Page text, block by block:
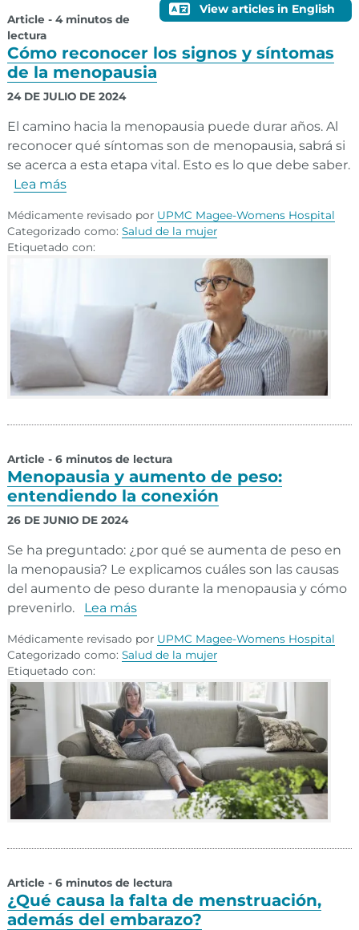
View articles in English
Article - 4 minutos de
lectura
Cómo reconocer los signos y síntomas
de la menopausia
24 DE JULIO DE 2024
El camino hacia la menopausia puede durar años. Al
reconocer qué síntomas son de menopausia, sabrá si
se acerca a esta etapa vital. Esto es lo que debe saber.
Lea más
Médicamente revisado por UPMC Magee-Womens Hospital
Categorizado como: Salud de la mujer
Etiquetado con:
Article - 6 minutos de lectura
Menopausia y aumento de peso:
entendiendo la conexión
26 DE JUNIO DE 2024
Se ha preguntado: ¿por qué se aumenta de peso en
la menopausia? Le explicamos cuáles son las causas
del aumento de peso durante la menopausia y cómo
prevenirlo.
Lea más
Médicamente revisado por UPMC Magee-Womens Hospital
Categorizado como: Salud de la mujer
Etiquetado con:
Article - 6 minutos de lectura
¿Qué causa la falta de menstruación,
además del embarazo?